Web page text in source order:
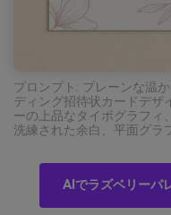
プロンプト: プレーンな温
ディング招待状カードデザ
ーの上品なタイポグラフィ
洗練された余白、平面グ
AIでラズベリーパ